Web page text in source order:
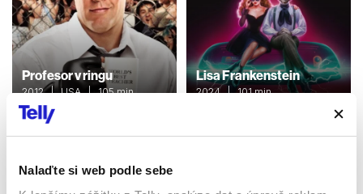
Nalaďte si web podle sebe
Profesor v ringu
2012 | USA | 105 min
Filmy / Komedie
Lisa Frankenstein
2024 | 101 min
Sledujte kdekoliv až na 6 zařízeních